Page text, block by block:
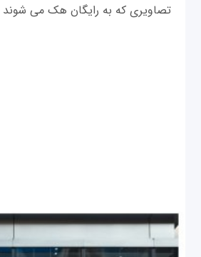
تصاویری که به رایگان هک می شوند